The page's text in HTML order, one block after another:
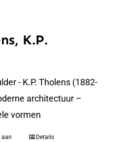
K.P.
- K.P. Tholens (1882-
architectuur –
vormen
aan
Details